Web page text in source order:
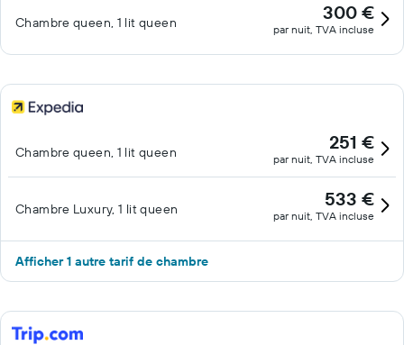
Chambre queen, 1 lit queen 300 €
par nuit, TVA incluse
Chambre queen, 1 lit queen 251 €
par nuit, TVA incluse
Chambre Luxury, 1 lit queen 533 €
par nuit, TVA incluse
Afficher 1 autre tarif de chambre